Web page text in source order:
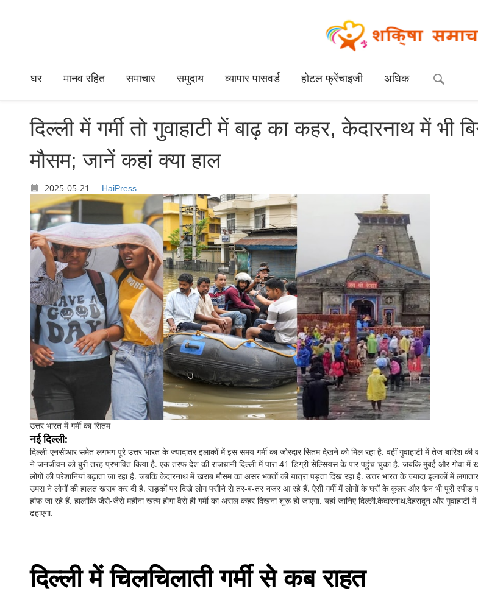
घर मानव रहित समाचार समुदाय व्यापार पासवर्ड होटल फ्रेंचाइजी अधिक
दिल्ली में गर्मी तो गुवाहाटी में बाढ़ का कहर, केदारनाथ में भी
मौसम; जानें कहां क्या हाल
2025-05-21 HaiPress
उत्तर भारत में गर्मी का सितम
नई दिल्ली:
दिल्ली-एनसीआर समेत लगभग पूरे उत्तर भारत के ज्यादातर इलाकों में इस समय गर्मी का जोरदार सितम देखने को मिल रहा है. वहीं गुवाहाटी में तेज बारिश
ने जनजीवन को बुरी तरह प्रभावित किया है. एक तरफ देश की राजधानी दिल्ली में पारा 41 डिग्री सेल्सियस के पार पहुंच चुका है. जबकि मुंबई और गोवा में
लोगों की परेशानियां बढ़ाता जा रहा है. जबकि केदारनाथ में खराब मौसम का असर भक्तों की यात्रा पड़ता दिख रहा है. उत्तर भारत के ज्यादा इलाकों में
उमस ने लोगों की हालत खराब कर दी है. सड़कों पर दिखे लोग पसीने से तर-ब-तर नजर आ रहे हैं. ऐसी गर्मी में लोगों के घरों के कूलर और फैन भी पूरी स्पीड
हांफ जा रहे हैं. हालांकि जैसे-जैसे महीना खत्म होगा वैसे ही गर्मी का असल कहर दिखना शुरू हो जाएगा. यहां जानिए दिल्ली,केदारनाथ,देहरादून और गुवाहाटी
ढहाएगा.
दिल्ली में चिलचिलाती गर्मी से कब राहत